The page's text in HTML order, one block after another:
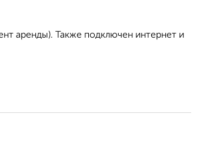
аренды). Также подключен интернет и